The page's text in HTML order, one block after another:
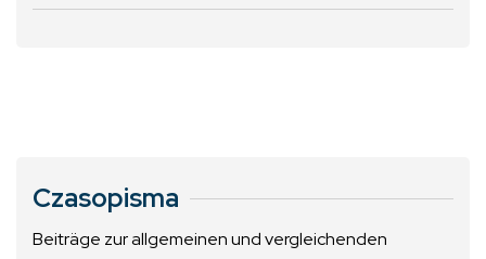
Czasopisma
Beiträge zur allgemeinen und vergleichenden